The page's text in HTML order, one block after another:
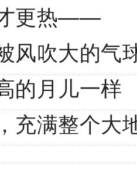
更热——
风吹大的气
的月儿一样
充满整个大